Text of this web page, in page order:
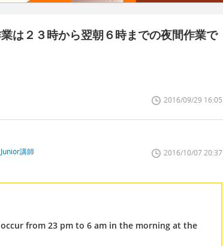
は２３時から翌朝６時までの夜間作業で
2016/09/29 16:05
講師 2016/10/07 20:37
from 23 pm to 6 am in the morning at the